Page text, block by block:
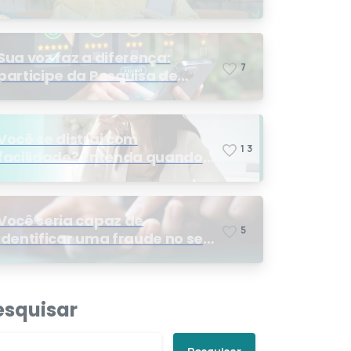
voz faz a diferença:
da Pesquisa de
Satisfação 2026
7
se distrai com
Entenda quando
os sinais podem indicar TDAH
1 3
seria capaz de
uma fraude no seu
plano de saúde?
5